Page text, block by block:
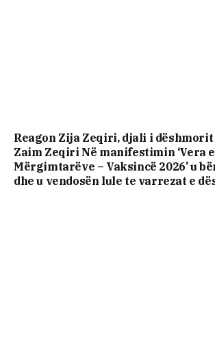
Reagon Zija Zeqiri, djali i dëshmorit
Zaim Zeqiri Në manifestimin ‘Vera e
Mërgimtarëve – Vaksincë 2026’ u
dhe u vendosën lule te varrezat e